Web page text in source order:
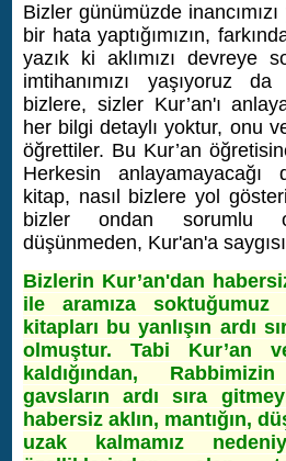
Bizler günümüzde
bir hata yaptığımızın,
yazık ki aklımızı devreye
imtihanımızı yaşıyoruz da
bizlere, sizler Kur’an'ı
her bilgi detaylı yoktur, onu
öğrettiler. Bu Kur’an
Herkesin anlayamayacağı
kitap, nasıl bizlere yol
bizler ondan sorumlu
düşünmeden, Kur'an'a
Bizlerin Kur’an'dan
ile aramıza
kitapları bu yanlışın ardı
olmuştur. Tabi Kur’an
kaldığından,
gavsların ardı sıra
habersiz aklın, mantığın,
uzak kalmamız